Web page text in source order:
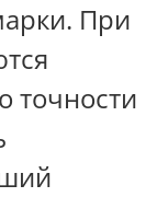
При
точности